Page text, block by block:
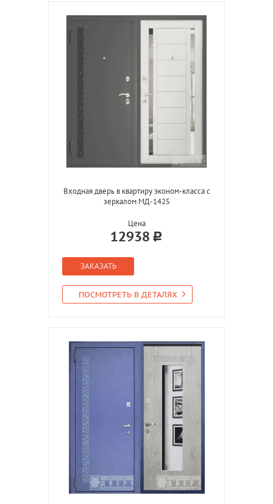
Входная дверь в квартиру эконом-класса с
зеркалом МД-1425
Цена
12938
ЗАКАЗАТЬ
ПОСМОТРЕТЬ В ДЕТАЛЯХ